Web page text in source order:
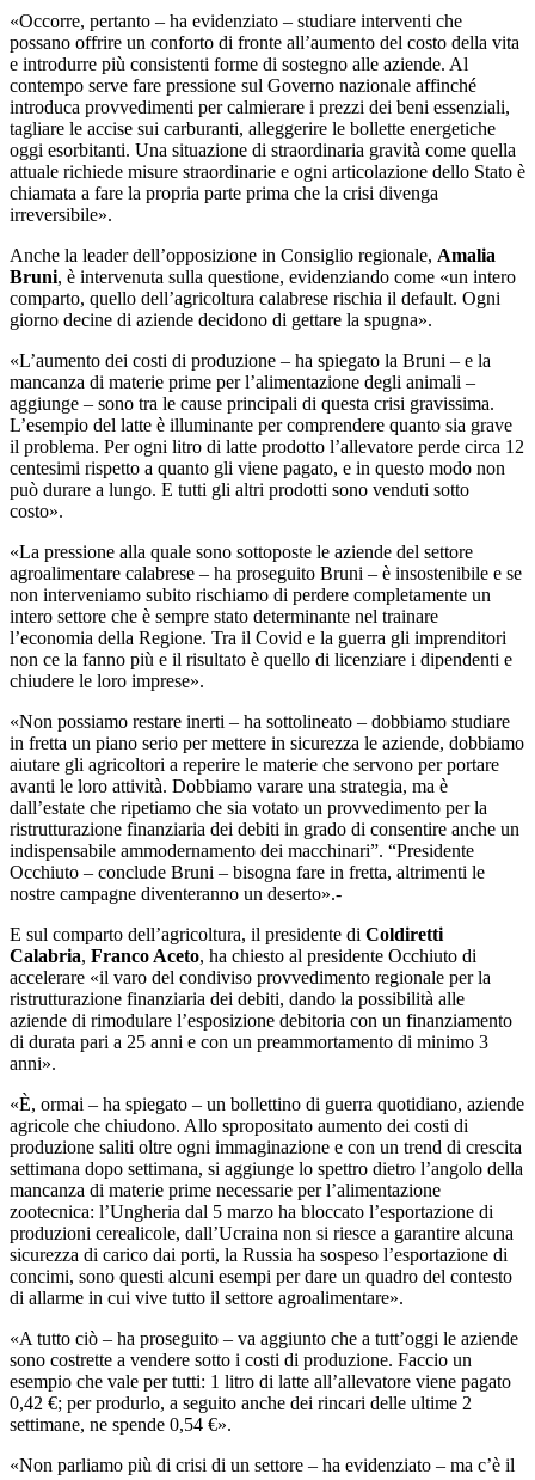
«Occorre, pertanto – ha evidenziato – studiare interventi che
possano offrire un conforto di fronte all’aumento del costo della vita
e introdurre più consistenti forme di sostegno alle aziende. Al
contempo serve fare pressione sul Governo nazionale affinché
introduca provvedimenti per calmierare i prezzi dei beni essenziali,
tagliare le accise sui carburanti, alleggerire le bollette energetiche
oggi esorbitanti. Una situazione di straordinaria gravità come quella
attuale richiede misure straordinarie e ogni articolazione dello Stato è
chiamata a fare la propria parte prima che la crisi divenga
irreversibile».
Anche la leader dell’opposizione in Consiglio regionale, Amalia
Bruni, è intervenuta sulla questione, evidenziando come «un intero
comparto, quello dell’agricoltura calabrese rischia il default. Ogni
giorno decine di aziende decidono di gettare la spugna».
«L’aumento dei costi di produzione – ha spiegato la Bruni – e la
mancanza di materie prime per l’alimentazione degli animali –
aggiunge – sono tra le cause principali di questa crisi gravissima.
L’esempio del latte è illuminante per comprendere quanto sia grave
il problema. Per ogni litro di latte prodotto l’allevatore perde circa 12
centesimi rispetto a quanto gli viene pagato, e in questo modo non
può durare a lungo. E tutti gli altri prodotti sono venduti sotto
costo».
«La pressione alla quale sono sottoposte le aziende del settore
agroalimentare calabrese – ha proseguito Bruni – è insostenibile e se
non interveniamo subito rischiamo di perdere completamente un
intero settore che è sempre stato determinante nel trainare
l’economia della Regione. Tra il Covid e la guerra gli imprenditori
non ce la fanno più e il risultato è quello di licenziare i dipendenti e
chiudere le loro imprese».
«Non possiamo restare inerti – ha sottolineato – dobbiamo studiare
in fretta un piano serio per mettere in sicurezza le aziende, dobbiamo
aiutare gli agricoltori a reperire le materie che servono per portare
avanti le loro attività. Dobbiamo varare una strategia, ma è
dall’estate che ripetiamo che sia votato un provvedimento per la
ristrutturazione finanziaria dei debiti in grado di consentire anche un
indispensabile ammodernamento dei macchinari”. “Presidente
Occhiuto – conclude Bruni – bisogna fare in fretta, altrimenti le
nostre campagne diventeranno un deserto».-
E sul comparto dell’agricoltura, il presidente di Coldiretti
Calabria, Franco Aceto, ha chiesto al presidente Occhiuto di
accelerare «il varo del condiviso provvedimento regionale per la
ristrutturazione finanziaria dei debiti, dando la possibilità alle
aziende di rimodulare l’esposizione debitoria con un finanziamento
di durata pari a 25 anni e con un preammortamento di minimo 3
anni».
«È, ormai – ha spiegato – un bollettino di guerra quotidiano, aziende
agricole che chiudono. Allo spropositato aumento dei costi di
produzione saliti oltre ogni immaginazione e con un trend di crescita
settimana dopo settimana, si aggiunge lo spettro dietro l’angolo della
mancanza di materie prime necessarie per l’alimentazione
zootecnica: l’Ungheria dal 5 marzo ha bloccato l’esportazione di
produzioni cerealicole, dall’Ucraina non si riesce a garantire alcuna
sicurezza di carico dai porti, la Russia ha sospeso l’esportazione di
concimi, sono questi alcuni esempi per dare un quadro del contesto
di allarme in cui vive tutto il settore agroalimentare».
«A tutto ciò – ha proseguito – va aggiunto che a tutt’oggi le aziende
sono costrette a vendere sotto i costi di produzione. Faccio un
esempio che vale per tutti: 1 litro di latte all’allevatore viene pagato
0,42 €; per produrlo, a seguito anche dei rincari delle ultime 2
settimane, ne spende 0,54 €».
«Non parliamo più di crisi di un settore – ha evidenziato – ma c’è il